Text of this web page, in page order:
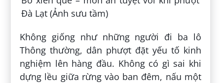
Đà Lạt (Ảnh sưu tầm)
Không giống như những người đi ba lô
Thông thường, dân phượt đặt yếu tố kinh
nghiệm lên hàng đầu. Không có gì sai khi
dựng lều giữa rừng vào ban đêm, nấu một